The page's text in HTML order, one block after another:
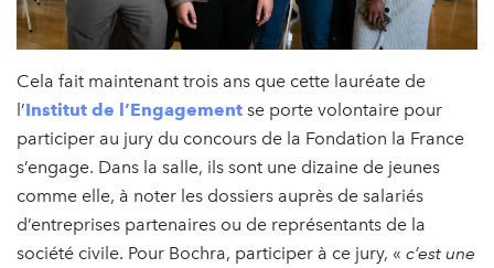
Cela fait maintenant trois ans que cette lauréate de
l’Institut de l’Engagement se porte volontaire pour
participer au jury du concours de la Fondation la France
s’engage. Dans la salle, ils sont une dizaine de jeunes
comme elle, à noter les dossiers auprès de salariés
d’entreprises partenaires ou de représentants de la
société civile. Pour Bochra, participer à ce jury, « c’est une